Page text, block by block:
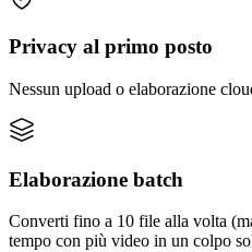
Privacy al primo posto
Nessun upload o elaborazione
Elaborazione batch
Converti fino a 10 file alla volta
tempo con più video in un colpo